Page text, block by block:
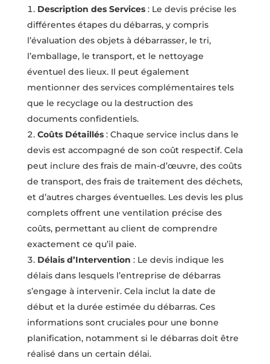
Description des Services: Le devis précise les
différentes étapes du débarras, y compris
l’évaluation des objets à débarrasser, le tri,
l’emballage, le transport, et le nettoyage
éventuel des lieux. Il peut également
mentionner des services complémentaires tels
que le recyclage ou la destruction des
documents confidentiels.
Coûts Détaillés: Chaque service inclus dans le
devis est accompagné de son coût respectif. Cela
peut inclure des frais de main-d’œuvre, des coûts
de transport, des frais de traitement des déchets,
et d’autres charges éventuelles. Les devis les plus
complets offrent une ventilation précise des
coûts, permettant au client de comprendre
exactement ce qu’il paie.
Délais d’Intervention : Le devis indique les
délais dans lesquels l’entreprise de débarras
s’engage à intervenir. Cela inclut la date de
début et la durée estimée du débarras. Ces
informations sont cruciales pour une bonne
planification, notamment si le débarras doit être
réalisé dans un certain délai.